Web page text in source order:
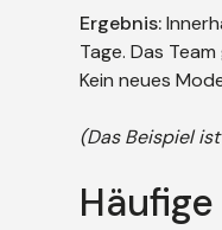
Ergebnis:
Tage. Das
Kein neues
(Das Beispiel